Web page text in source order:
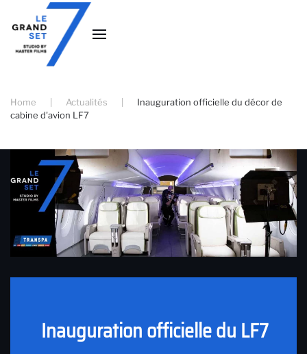
Accéder au contenu principal
Home Actualités
Inauguration officielle du décor de
cabine d'avion LF7
Inauguration officielle du LF7